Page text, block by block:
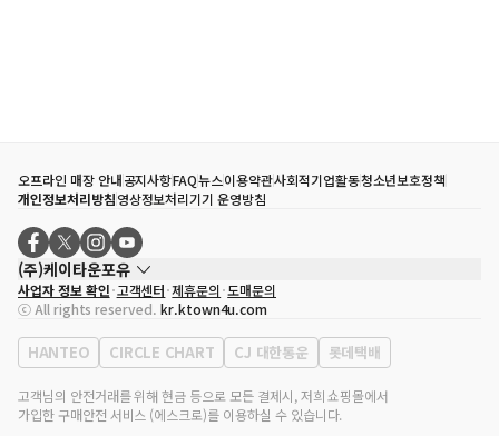
오프라인 매장 안내공지사항FAQ뉴스이용약관사회적기업활동청소년보호정책
개인정보처리방침영상정보처리기기 운영방침
(주)케이타운포유
대표자
송효민
사업자등록번호
120-87-71116
통신판매업 신고번호 제2011-서울강남-02223
대표전화
02-552-9855
사업자 정보 확인 고객센터 제휴문의 도매문의
ⓒ All rights reserved. kr.ktown4u.com
HANTEO CIRCLE CHART CJ 대한통운 롯데택배
고객님의 안전거래를 위해 현금 등으로 모든 결제시, 저희 쇼핑몰에서
가입한 구매안전 서비스 (에스크로)를 이용하실 수 있습니다.